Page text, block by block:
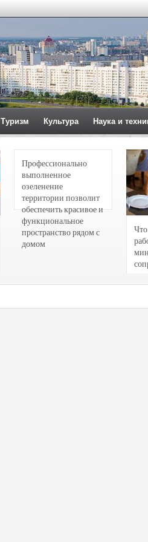
Туризм Культура Наука и
Профессионально
выполненное
озеленение
территории позволит
обеспечить красивое и
функциональное
пространство рядом с
домом
Что